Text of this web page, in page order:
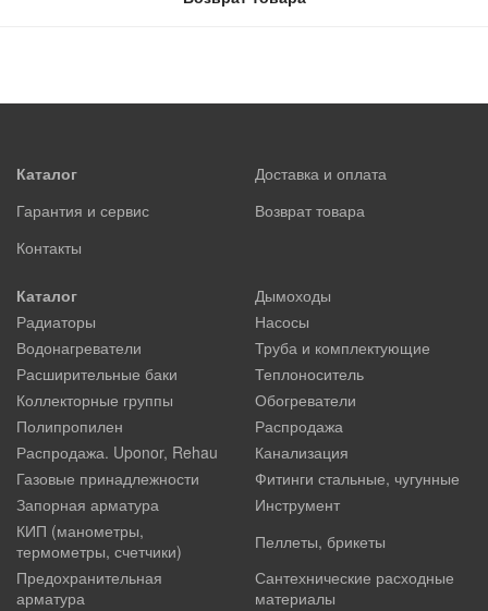
Каталог
Доставка и оплата
Гарантия и сервис
Возврат товара
Контакты
Каталог
Дымоходы
Радиаторы
Насосы
Водонагреватели
Труба и комплектующие
Расширительные баки
Теплоноситель
Коллекторные группы
Обогреватели
Полипропилен
Распродажа
Распродажа. Uponor, Rehau
Канализация
Газовые принадлежности
Фитинги стальные, чугунные
Запорная арматура
Инструмент
КИП (манометры,
термометры, счетчики)
Пеллеты, брикеты
Предохранительная
арматура
Сантехнические расходные
материалы